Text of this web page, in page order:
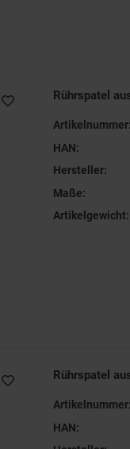
Rührspatel
HAN:
Hersteller:
Maße:
Artikelgewicht:
Rührspatel
HAN: